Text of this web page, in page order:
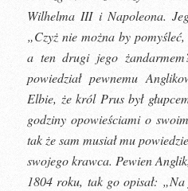
Wilhelma III i Napoleona.
„Czyż nie można by
a ten drugi jego
powiedział pewnemu
Elbie, że król Prus był
godziny opowieściami o
tak że sam musiał mu
swojego krawca. Pewien
1804 roku, tak go opisał: